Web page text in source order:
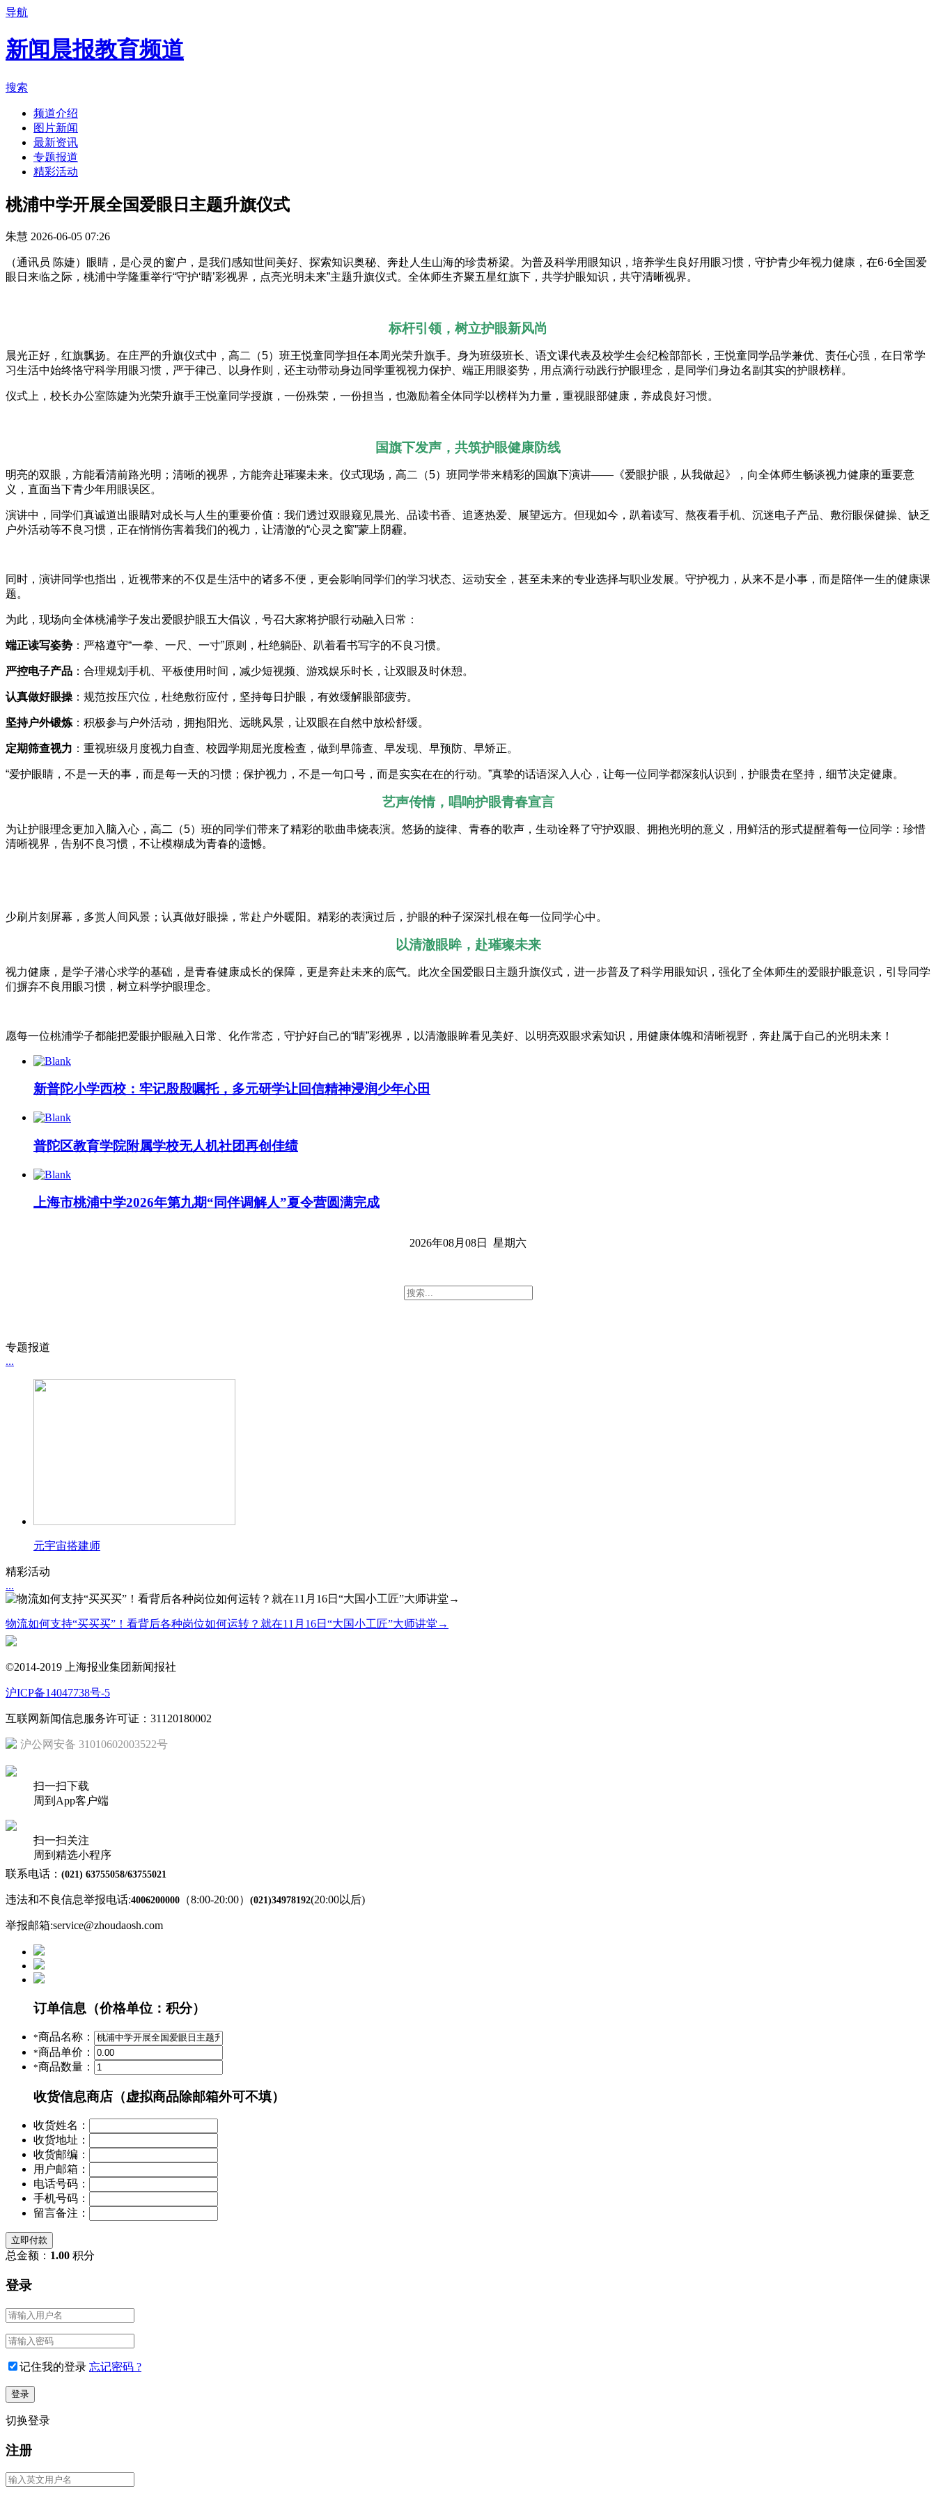
导航
新闻晨报教育频道
搜索
频道介绍
图片新闻
最新资讯
专题报道
精彩活动
桃浦中学开展全国爱眼日主题升旗仪式
朱慧 2026-06-05 07:26
（通讯员 陈婕）眼睛，是心灵的窗户，是我们感知世间美好、探索知识奥秘、奔赴人生山海的珍贵桥梁。为普及科学用眼知识，培养学生良好用眼习惯，守护青少年视力健康，在6·6全国爱
眼日来临之际，桃浦中学隆重举行“守护‘睛’彩视界，点亮光明未来”主题升旗仪式。全体师生齐聚五星红旗下，共学护眼知识，共守清晰视界。
标杆引领，树立护眼新风尚
晨光正好，红旗飘扬。在庄严的升旗仪式中，高二（5）班王悦童同学担任本周光荣升旗手。身为班级班长、语文课代表及校学生会纪检部部长，王悦童同学品学兼优、责任心强，在日常学
习生活中始终恪守科学用眼习惯，严于律己、以身作则，还主动带动身边同学重视视力保护、端正用眼姿势，用点滴行动践行护眼理念，是同学们身边名副其实的护眼榜样。
仪式上，校长办公室陈婕为光荣升旗手王悦童同学授旗，一份殊荣，一份担当，也激励着全体同学以榜样为力量，重视眼部健康，养成良好习惯。
国旗下发声，共筑护眼健康防线
明亮的双眼，方能看清前路光明；清晰的视界，方能奔赴璀璨未来。仪式现场，高二（5）班同学带来精彩的国旗下演讲——《爱眼护眼，从我做起》，向全体师生畅谈视力健康的重要意
义，直面当下青少年用眼误区。
演讲中，同学们真诚道出眼睛对成长与人生的重要价值：我们透过双眼窥见晨光、品读书香、追逐热爱、展望远方。但现如今，趴着读写、熬夜看手机、沉迷电子产品、敷衍眼保健操、缺乏
户外活动等不良习惯，正在悄悄伤害着我们的视力，让清澈的“心灵之窗”蒙上阴霾。
同时，演讲同学也指出，近视带来的不仅是生活中的诸多不便，更会影响同学们的学习状态、运动安全，甚至未来的专业选择与职业发展。守护视力，从来不是小事，而是陪伴一生的健康课
题。
为此，现场向全体桃浦学子发出爱眼护眼五大倡议，号召大家将护眼行动融入日常：
端正读写姿势 ：严格遵守“一拳、一尺、一寸”原则，杜绝躺卧、趴着看书写字的不良习惯。
严控电子产品 ：合理规划手机、平板使用时间，减少短视频、游戏娱乐时长，让双眼及时休憩。
认真做好眼操 ：规范按压穴位，杜绝敷衍应付，坚持每日护眼，有效缓解眼部疲劳。
坚持户外锻炼 ：积极参与户外活动，拥抱阳光、远眺风景，让双眼在自然中放松舒缓。
定期筛查视力 ：重视班级月度视力自查、校园学期屈光度检查，做到早筛查、早发现、早预防、早矫正。
“爱护眼睛，不是一天的事，而是每一天的习惯；保护视力，不是一句口号，而是实实在在的行动。”真挚的话语深入人心，让每一位同学都深刻认识到，护眼贵在坚持，细节决定健康。
艺声传情，唱响护眼青春宣言
为让护眼理念更加入脑入心，高二（5）班的同学们带来了精彩的歌曲串烧表演。悠扬的旋律、青春的歌声，生动诠释了守护双眼、拥抱光明的意义，用鲜活的形式提醒着每一位同学：珍惜
清晰视界，告别不良习惯，不让模糊成为青春的遗憾。
少刷片刻屏幕，多赏人间风景；认真做好眼操，常赴户外暖阳。精彩的表演过后，护眼的种子深深扎根在每一位同学心中。
以清澈眼眸，赴璀璨未来
视力健康，是学子潜心求学的基础，是青春健康成长的保障，更是奔赴未来的底气。此次全国爱眼日主题升旗仪式，进一步普及了科学用眼知识，强化了全体师生的爱眼护眼意识，引导同学
们摒弃不良用眼习惯，树立科学护眼理念。
愿每一位桃浦学子都能把爱眼护眼融入日常、化作常态，守护好自己的“睛”彩视界，以清澈眼眸看见美好、以明亮双眼求索知识，用健康体魄和清晰视野，奔赴属于自己的光明未来！
新普陀小学西校：牢记殷殷嘱托，多元研学让回信精神浸润少年心田
普陀区教育学院附属学校无人机社团再创佳绩
上海市桃浦中学2026年第九期“同伴调解人”夏令营圆满完成
2026年08月08日 星期六
专题报道
...
元宇宙搭建师
精彩活动
...
物流如何支持“买买买”！看背后各种岗位如何运转？就在11月16日“大国小工匠”大师讲堂→
©2014-2019 上海报业集团新闻报社
沪ICP备14047738号-5
互联网新闻信息服务许可证：31120180002
沪公网安备 31010602003522号
扫一扫下载
周到App客户端
扫一扫关注
周到精选小程序
联系电话： (021) 63755058/63755021
违法和不良信息举报电话:4006200000 （8:00-20:00） (021)34978192(20:00以后)
举报邮箱:service@zhoudaosh.com
订单信息 （价格单位：积分）
*商品名称：
*商品单价：
*商品数量：
收货信息商店（虚拟商品除邮箱外可不填）
收货姓名：
收货地址：
收货邮编：
用户邮箱：
电话号码：
手机号码：
留言备注：
立即付款
总金额： 1.00 积分
登录
记住我的登录 忘记密码 ?
切换登录
注册